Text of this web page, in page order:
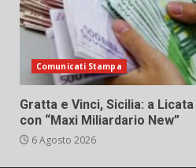
Comunicati Stampa
Gratta e Vinci, Sicilia: a
con “Maxi Miliardario New”
6 Agosto 2026